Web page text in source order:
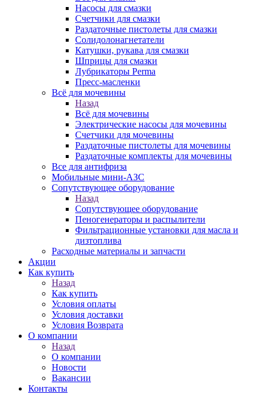
Насосы для смазки
Счетчики для смазки
Раздаточные пистолеты для смазки
Солидолонагнетатели
Катушки, рукава для смазки
Шприцы для смазки
Лубрикаторы Perma
Пресс-масленки
Всё для мочевины
Назад
Всё для мочевины
Электрические насосы для мочевины
Счетчики для мочевины
Раздаточные пистолеты для мочевины
Раздаточные комплекты для мочевины
Все для антифриза
Мобильные мини-АЗС
Сопутствующее оборудование
Назад
Сопутствующее оборудование
Пеногенераторы и распылители
Фильтрационные установки для масла и
дизтоплива
Расходные материалы и запчасти
Акции
Как купить
Назад
Как купить
Условия оплаты
Условия доставки
Условия Возврата
О компании
Назад
О компании
Новости
Вакансии
Контакты